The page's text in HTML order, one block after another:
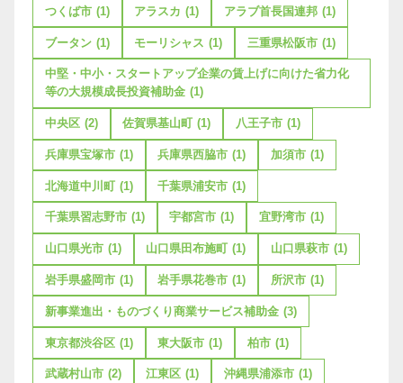
つくば市 (1) アラスカ (1) アラブ首長国連邦 (1)
ブータン (1) モーリシャス (1) 三重県松阪市 (1)
中堅・中小・スタートアップ企業の賃上げに向けた省力化
等の大規模成長投資補助金 (1)
中央区 (2) 佐賀県基山町 (1) 八王子市 (1)
兵庫県宝塚市 (1) 兵庫県西脇市 (1) 加須市 (1)
北海道中川町 (1) 千葉県浦安市 (1)
千葉県習志野市 (1) 宇都宮市 (1) 宜野湾市 (1)
山口県光市 (1) 山口県田布施町 (1) 山口県萩市 (1)
岩手県盛岡市 (1) 岩手県花巻市 (1) 所沢市 (1)
新事業進出・ものづくり商業サービス補助金 (3)
東京都渋谷区 (1) 東大阪市 (1) 柏市 (1)
武蔵村山市 (2) 江東区 (1) 沖縄県浦添市 (1)